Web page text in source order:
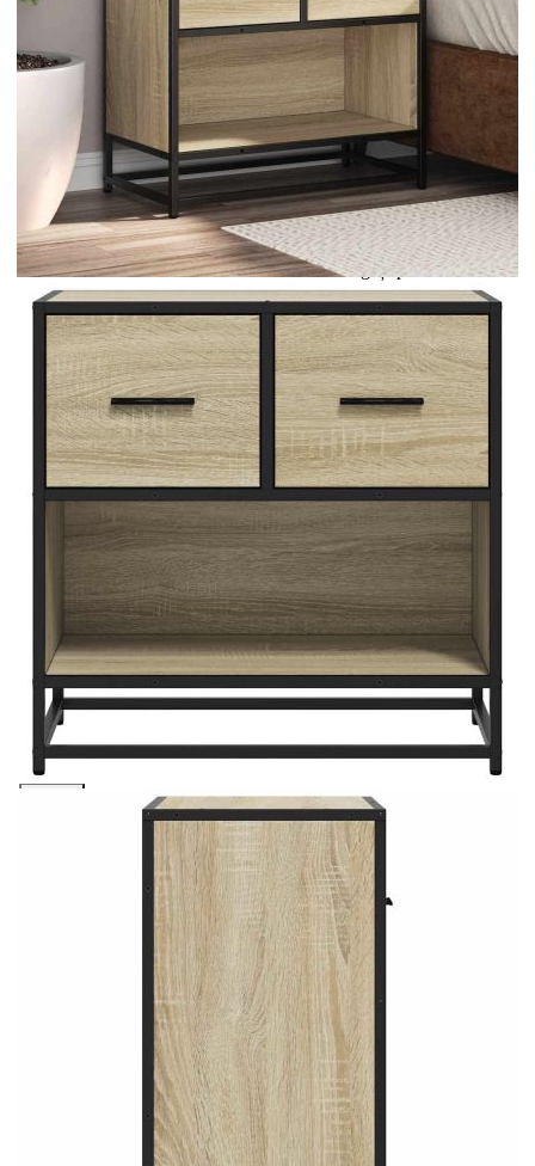
Credit calculator
Нощно шкафче Сонома дъб 60x31x60cm Изработена
дървесина и метал
Please select credit institution
Цена на продукта: €71.00
Extraction of information from credit institutions
Предоставената таблица е с информационна цел.
Добавете продукта в количката си с бутона "Добави в
количката" и при поръчка ще можете да изберете броя
вноски на кредита.
Acest tabel are caracter informativ. Adăugați produsul în
coșul de cumpărături unde veți putea selecta detaliile
cererii de creditare.
Предоставената таблица е с информационна цел.
Добавете продукта в количката си с бутона "Добави в
количката" и при поръчка ще можете да изберете броя
вноски на кредита.
Предоставената таблица е с информационна цел.
Добавете продукта в количката си с бутона "Добави в
количката" и при поръчка ще можете да изберете броя
вноски на кредита.
Предоставената таблица е с информационна цел.
Добавете продукта в количката си с бутона "Добави в
количката" и при поръчка ще можете да изберете броя
вноски на кредита.
Предоставената таблица е с информационна цел.
Добавете продукта в количката си с бутона "Добави в
количката" и при поръчка ще можете да изберете броя
вноски на кредита.
Когато плащате с NewPay, всъщност NewPay плаща
поръчката Ви вместо Вас. Вие я получавате и
разполагате с три начина да я платите към тях:
Отложено до 30 дни от момента на изпращане на
поръчката без оскъпяване. За покупки на стойност до
400 лв. / €204,52
Плащане на 4 вноски. Заплащате 20% от стойността на
поръчката си на момента с карта. Останалата сума се
разделя на 3 равни месечни вноски без оскъпяване. За
покупки на стойност до 1000 лв. / €511.31
Плащане на 6 вноски. Стойността на поръчката се
разпределя в 6 равни месечни вноски с оскъпяване. За
покупки на стойност до 2000 лв. / €1022.61